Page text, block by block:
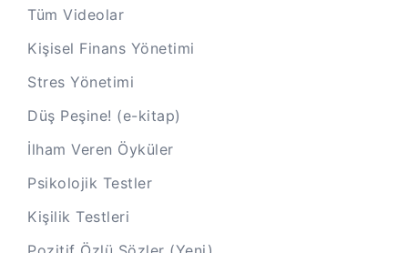
Tüm Videolar
Kişisel Finans Yönetimi
Stres Yönetimi
Düş Peşine! (e-kitap)
İlham Veren Öyküler
Psikolojik Testler
Kişilik Testleri